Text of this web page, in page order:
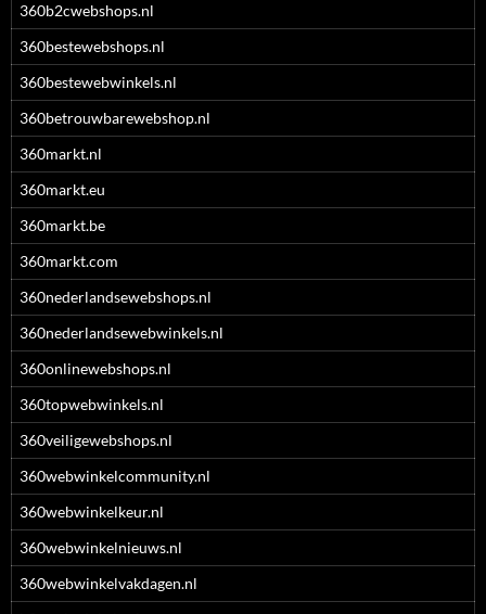
360b2cwebshops.nl
360bestewebshops.nl
360bestewebwinkels.nl
360betrouwbarewebshop.nl
360markt.nl
360markt.eu
360markt.be
360markt.com
360nederlandsewebshops.nl
360nederlandsewebwinkels.nl
360onlinewebshops.nl
360topwebwinkels.nl
360veiligewebshops.nl
360webwinkelcommunity.nl
360webwinkelkeur.nl
360webwinkelnieuws.nl
360webwinkelvakdagen.nl